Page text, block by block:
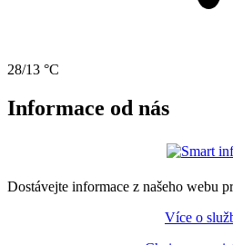
28/13 °C
Informace od nás
Dostávejte informace z našeho webu
Více o